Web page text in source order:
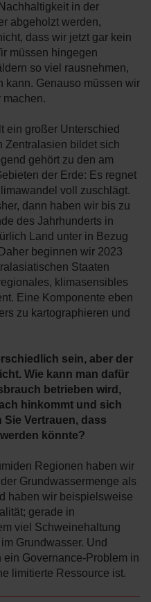
in der
abgeholzt werden,
dass wir jetzt gar kein
müssen hingegen
so viel rausnehmen,
kann. Genauso müssen wir
machen.
ein großer Unterschied
Zentralasien bildet sich
gehört zu den am
der Erde: Es regnet
voll zuschlägt.
dann haben wir bis zu
des Jahrhunderts in
Land unter in Bezug
beginnen wir 2023
Staaten
klimasensibles
Eine Komponente eben
zu kartographieren und
sein, aber der
Wie kann man dafür
betrieben wird,
hinkommt und sich
Vertrauen, dass
könnte?
Regionen haben wir
Grundwassermenge als
haben wir beispielsweise
gerade in
viel Schweinehaltung
Grundwasser. Und
Governance-Problem in
limitierte Ressource ist.